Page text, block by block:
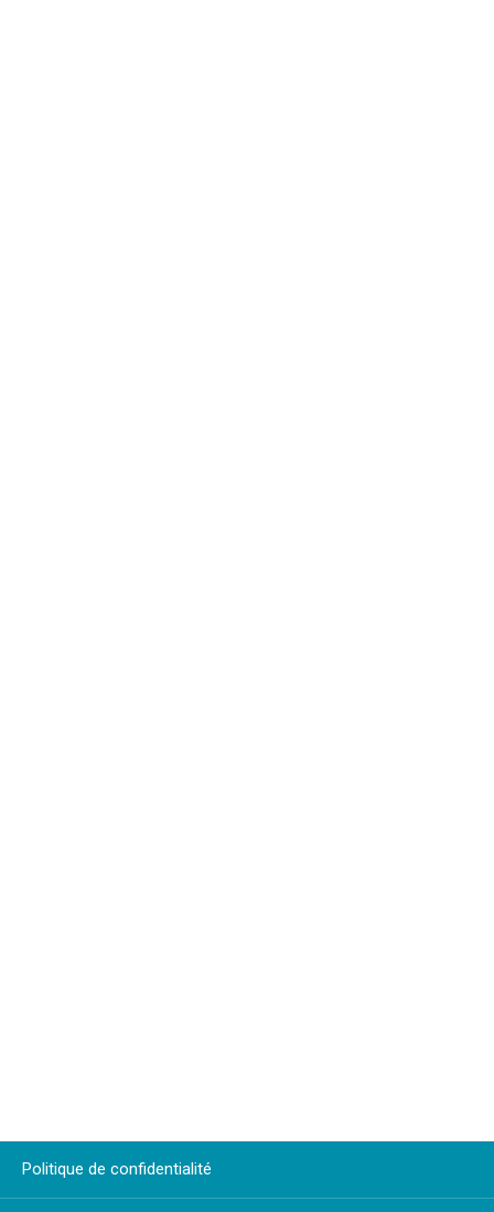
Politique de confidentialité